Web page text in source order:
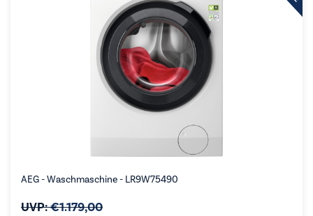
AEG - Waschmaschine - LR9W75490
UVP:€1.179,00